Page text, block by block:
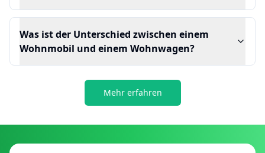
Was ist der Unterschied zwischen einem
Wohnmobil und einem Wohnwagen?
Mehr erfahren